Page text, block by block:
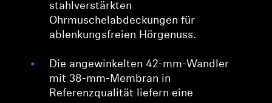
stahlverstärkten
Ohrmuschelabdeckungen für
ablenkungsfreien Hörgenuss.
Die angewinkelten 42-mm-Wandler
mit 38-mm-Membran in
Referenzqualität liefern eine